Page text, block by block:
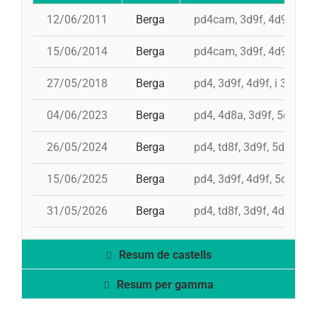
12/06/2011 Berga pd4cam, 3d9f, 4d9f,
15/06/2014 Berga pd4cam, 3d9f, 4d9f, id
27/05/2018 Berga pd4, 3d9f, 4d9f, i 3d8a
04/06/2023 Berga pd4, 4d8a, 3d9f, 5d8,
26/05/2024 Berga pd4, td8f, 3d9f, 5d8,
15/06/2025 Berga pd4, 3d9f, 4d9f, 5d8,
31/05/2026 Berga pd4, td8f, 3d9f, 4d8a,
Resum de castells
Resum per gamma